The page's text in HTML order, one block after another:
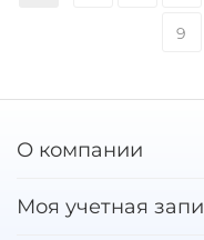
9
О компании
Моя учетная